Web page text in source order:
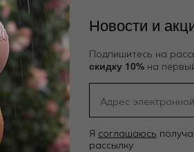
Новости и
Подпишитесь на
скидку 10%на
Я соглашаюсь
рассылку